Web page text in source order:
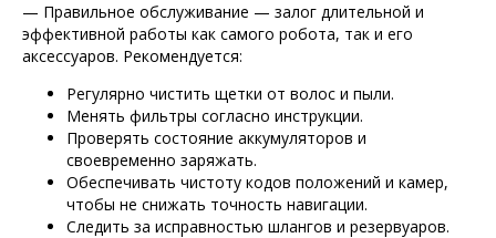
— Правильное обслуживание — залог длительной и
эффективной работы как самого робота, так и его
аксессуаров. Рекомендуется:
Регулярно чистить щетки от волос и пыли.
Менять фильтры согласно инструкции.
Проверять состояние аккумуляторов и
своевременно заряжать.
Обеспечивать чистоту кодов положений и камер,
чтобы не снижать точность навигации.
Следить за исправностью шлангов и резервуаров.